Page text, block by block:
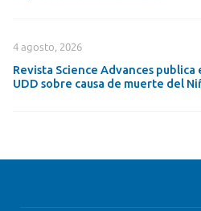
4 agosto, 2026
Revista Science Advances
UDD sobre causa de muerte del